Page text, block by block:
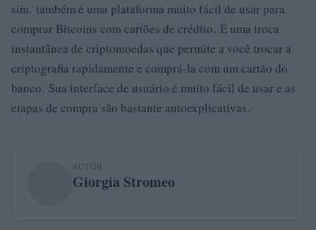
sim. também é uma plataforma muito fácil de usar para
comprar Bitcoins com cartões de crédito. É uma troca
instantânea de criptomoedas que permite a você trocar a
criptografia rapidamente e comprá-la com um cartão do
banco. Sua interface de usuário é muito fácil de usar e as
etapas de compra são bastante autoexplicativas.
AUTOR
Giorgia Stromeo